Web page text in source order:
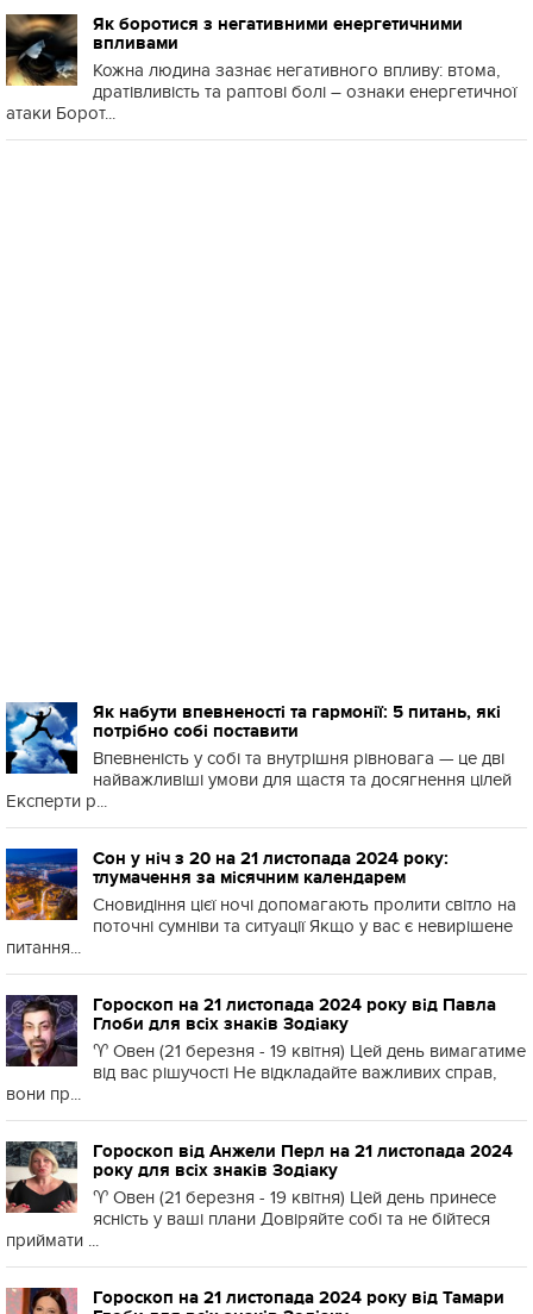
Як боротися з негативними енергетичними
впливами
Кожна людина зазнає негативного впливу: втома,
дратівливість та раптові болі – ознаки енергетичної
атаки Борот...
Як набути впевненості та гармонії: 5 питань, які
потрібно собі поставити
Впевненість у собі та внутрішня рівновага — це дві
найважливіші умови для щастя та досягнення цілей
Експерти р...
Сон у ніч з 20 на 21 листопада 2024 року:
тлумачення за місячним календарем
Сновидіння цієї ночі допомагають пролити світло на
поточні сумніви та ситуації Якщо у вас є невирішене
питання...
Гороскоп на 21 листопада 2024 року від Павла
Глоби для всіх знаків Зодіаку
♈️ Овен (21 березня - 19 квітня) Цей день вимагатиме
від вас рішучості Не відкладайте важливих справ,
вони пр...
Гороскоп від Анжели Перл на 21 листопада 2024
року для всіх знаків Зодіаку
♈️ Овен (21 березня - 19 квітня) Цей день принесе
ясність у ваші плани Довіряйте собі та не бійтеся
приймати ...
Гороскоп на 21 листопада 2024 року від Тамари